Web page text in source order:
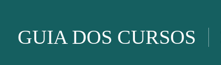
GUIA DOS CURSOS